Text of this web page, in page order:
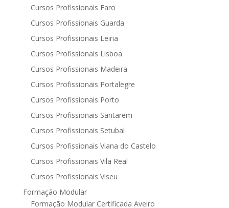
Cursos Profissionais Faro
Cursos Profissionais Guarda
Cursos Profissionais Leiria
Cursos Profissionais Lisboa
Cursos Profissionais Madeira
Cursos Profissionais Portalegre
Cursos Profissionais Porto
Cursos Profissionais Santarem
Cursos Profissionais Setubal
Cursos Profissionais Viana do Castelo
Cursos Profissionais Vila Real
Cursos Profissionais Viseu
Formação Modular
Formação Modular Certificada Aveiro